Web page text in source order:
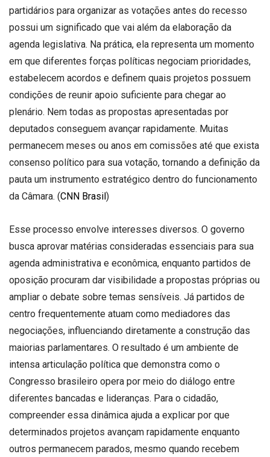
partidários para organizar as votações antes do recesso
possui um significado que vai além da elaboração da
agenda legislativa. Na prática, ela representa um momento
em que diferentes forças políticas negociam prioridades,
estabelecem acordos e definem quais projetos possuem
condições de reunir apoio suficiente para chegar ao
plenário. Nem todas as propostas apresentadas por
deputados conseguem avançar rapidamente. Muitas
permanecem meses ou anos em comissões até que exista
consenso político para sua votação, tornando a definição da
pauta um instrumento estratégico dentro do funcionamento
da Câmara. (CNN Brasil)
Esse processo envolve interesses diversos. O governo
busca aprovar matérias consideradas essenciais para sua
agenda administrativa e econômica, enquanto partidos de
oposição procuram dar visibilidade a propostas próprias ou
ampliar o debate sobre temas sensíveis. Já partidos de
centro frequentemente atuam como mediadores das
negociações, influenciando diretamente a construção das
maiorias parlamentares. O resultado é um ambiente de
intensa articulação política que demonstra como o
Congresso brasileiro opera por meio do diálogo entre
diferentes bancadas e lideranças. Para o cidadão,
compreender essa dinâmica ajuda a explicar por que
determinados projetos avançam rapidamente enquanto
outros permanecem parados, mesmo quando recebem